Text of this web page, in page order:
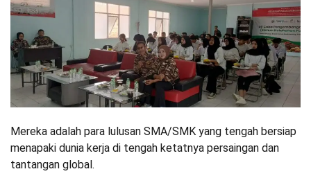
Mereka adalah para lulusan SMA/SMK yang tengah bersiap
menapaki dunia kerja di tengah ketatnya persaingan dan
tantangan global.